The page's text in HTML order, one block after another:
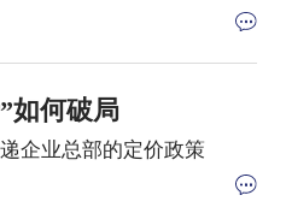
如何破局
企业总部的定价政策